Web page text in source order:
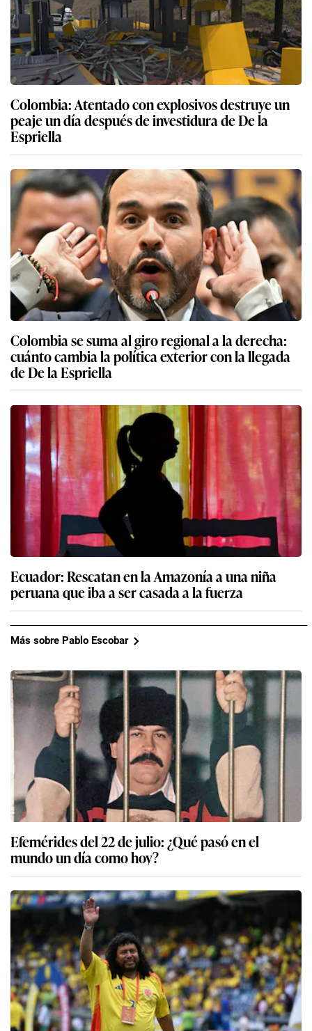
Colombia: Atentado con explosivos destruye un
peaje un día después de investidura de De la
Espriella
Colombia se suma al giro regional a la derecha:
cuánto cambia la política exterior con la llegada
de De la Espriella
Ecuador: Rescatan en la Amazonía a una niña
peruana que iba a ser casada a la fuerza
Más sobre Pablo Escobar
Efemérides del 22 de julio: ¿Qué pasó en el
mundo un día como hoy?